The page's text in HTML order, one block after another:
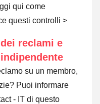
qui come
questi controlli >
reclami e
su un membro,
Puoi informare
- IT di questo